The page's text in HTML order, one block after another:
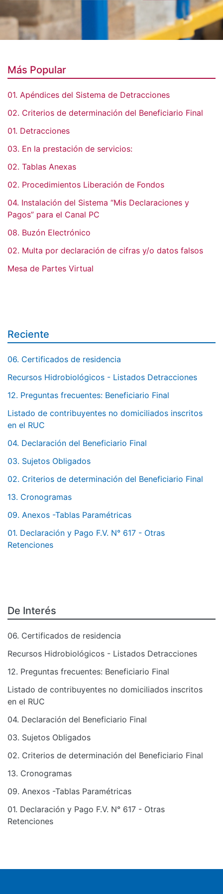
Icon
Más Popular
01. Apéndices del Sistema de Detracciones
02. Criterios de determinación del Beneficiario Final
01. Detracciones
03. En la prestación de servicios:
02. Tablas Anexas
02. Procedimientos Liberación de Fondos
04. Instalación del Sistema “Mis Declaraciones y
Pagos” para el Canal PC
08. Buzón Electrónico
02. Multa por declaración de cifras y/o datos falsos
Mesa de Partes Virtual
Reciente
06. Certificados de residencia
Recursos Hidrobiológicos - Listados Detracciones
12. Preguntas frecuentes: Beneficiario Final
Listado de contribuyentes no domiciliados inscritos
en el RUC
04. Declaración del Beneficiario Final
03. Sujetos Obligados
02. Criterios de determinación del Beneficiario Final
13. Cronogramas
09. Anexos -Tablas Paramétricas
01. Declaración y Pago F.V. N° 617 - Otras
Retenciones
De Interés
06. Certificados de residencia
Recursos Hidrobiológicos - Listados Detracciones
12. Preguntas frecuentes: Beneficiario Final
Listado de contribuyentes no domiciliados inscritos
en el RUC
04. Declaración del Beneficiario Final
03. Sujetos Obligados
02. Criterios de determinación del Beneficiario Final
13. Cronogramas
09. Anexos -Tablas Paramétricas
01. Declaración y Pago F.V. N° 617 - Otras
Retenciones